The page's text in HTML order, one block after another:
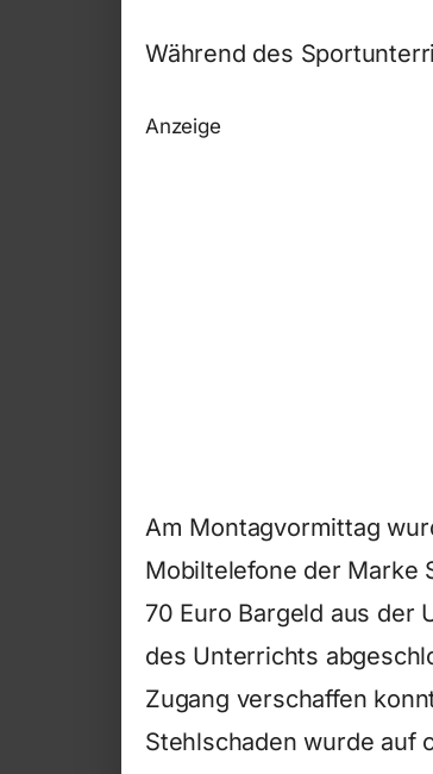
Während des
Anzeige
Am Montagvormittag
Mobiltelefone der Marke
70 Euro Bargeld aus der
des Unterrichts
Zugang verschaffen
Stehlschaden wurde auf